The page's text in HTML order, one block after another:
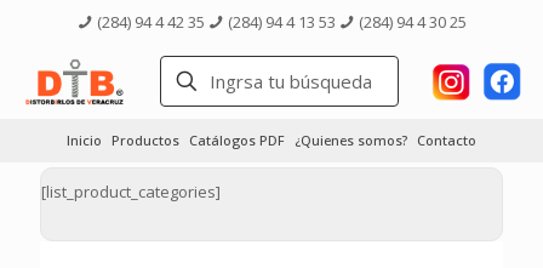
(284) 94 4 42 35 (284) 94 4 13 53 (284) 94 4 30 25
Inicio Productos Catálogos PDF ¿Quienes somos? Contacto
[list_product_categories]